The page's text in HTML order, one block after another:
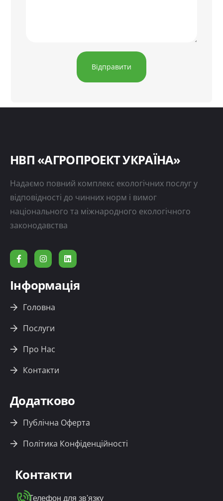
НВП «АГРОПРОЕКТ УКРАЇНА»
Надаємо повний комплекс екологічних послуг у
відповідності до чинних норм і вимог
національного та міжнародного екологічного
законодавства
Інформація
Головна
Послуги
Про Нас
Контакти
Додатково
Публічна Оферта
Політика Конфіденційності
Контакти
Телефон для зв'язку